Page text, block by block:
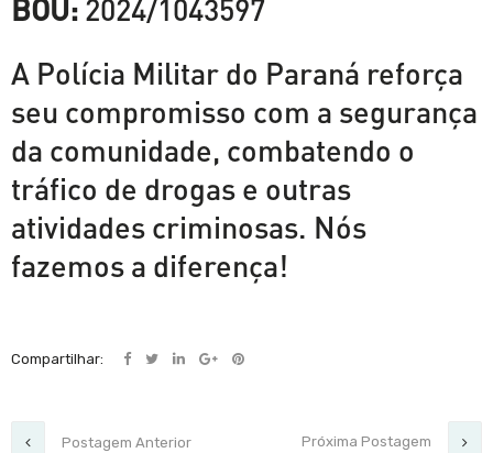
BOU: 2024/1043597
A Polícia Militar do Paraná reforça
seu compromisso com a segurança
da comunidade, combatendo o
tráfico de drogas e outras
atividades criminosas. Nós
fazemos a diferença!
Compartilhar:
Postagem Anterior Próxima Postagem